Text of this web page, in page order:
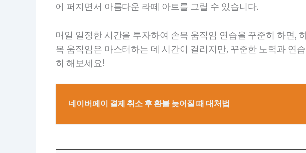
에 퍼지면서 아름다운 라떼 아트를 그릴 수 있습니다.
매일 일정한 시간을 투자하여 손목 움직임 연습을 꾸준히 하면,
목 움직임은 마스터하는 데 시간이 걸리지만, 꾸준한 노력과 연
히 해보세요!
네이버페이 결제 취소 후 환불 늦어질 때 대처법